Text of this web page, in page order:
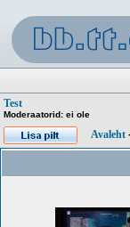
Test
Moderaatorid: ei ole
Avaleht